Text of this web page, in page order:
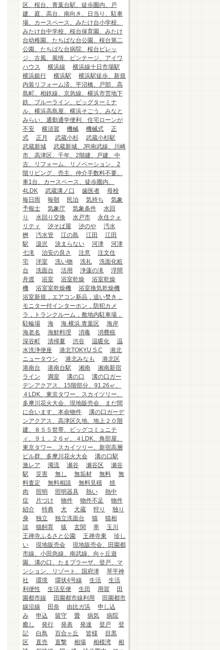
区、桜台、青葉台駅、徒歩圏内、戸
建、庭、高台、南向き、日当り、駐車
場、カースペース、みたけ台小学校、
みたけ台中学校、桜台保育園、みたけ
台幼稚園、たちばな台公園、桜台第二
公園、たちばな台病院、桜台ビレッ
ジ、古風、風情、ビンテージ、アイワ
ハウス
横浜線
横浜線十日市場駅
横浜銀行
横浜駅
横浜駅徒歩、新規
内装リフォーム済、平沼橋、戸部、高
島町、相鉄線、京急線、横浜市営地下
鉄、ブルーライン、ビッグターミナ
ル、横浜高島屋、横浜そごう、みなと
みらい、通勤通学便利、住宅ローンが
不安
横須賀 機械 機械式
正
式
正月 武蔵小杉
武蔵小杉駅
武蔵新城
武蔵新城、JR南武線、川崎
市、高津区、千年、2階建、戸建、中
古、リフォーム、リノベーション、2
階リビング、売主、仲介手数料不要、
車1台、カースペース、徒歩圏内、
4LDK
武蔵溝ノ口 歯医者
母校
毎日雨
毎朝 民泊 気持ち
気象
予報士
気象庁 気象条件
水回
り
水回り交換 水戸市
永住クォ
リティ
汐そば屋 汐のや
汚水
桝
汚水管 江の島 江田
江田
駅
汲沢 決まらない 河津
河津
七滝
治安の良さ 注意
注文住
宅
洋室 洗い物 洗礼
洗面化粧
台
洗面台 活用 浄蓮の滝
浮間
舟渡
浴室 浴室乾燥
浴室乾燥
機
浴室室乾燥機
浴室換気乾燥機
浴室新規，エアコン新品，追い焚き，
モニター付インターホン，防犯カメ
ラ，トランクルーム，敷地内駐車場，
駐輪場
海 海.横浜.青葉区
海岸
海老名
海鮮料理 消毒
消費税
深谷町
清掃夏 渋谷 温暖化
温
水洗浄便座
港北TOKYU S.C
港北
ニュータウン
港北みなも
港北区
港南台
港南台駅 湘南
湘南新宿
ライン
満室 溝の口
溝の口ガー
デンアクアス、15階部分、91.26㎡、
４LDK、東京タワー、スカイツリー、
多摩川花火大会、現地販売会、まだ間
に合います、本命物件
溝の口ガーデ
ンアクアス、高津区久地、地上２０階
建、８５５世帯、ビッグコミュニテ
ィ、９１．２６㎡、４LDK、角部屋、
東京タワー、スカイツリー、新宿高層
ビル群、多摩川花火大会
溝の口駅
激レア
濁流 瀬谷 瀬谷区
瀬谷
駅
災害 無し 無垢材 無料
無
料査定
無料相談 無料見積
焼
肉
照明 照明器具 熱い
熱中
症
片づけ 物件 物件不足
物件
紹介
特典 犬 犬蔵 狩り
独り
身
独立 独立洗面台 猫
猫相
談
猫飼育 猿 玄関 率
玉川
王禅寺ふるさと公園
王禅寺東
珍し
い
現地販売会
現地販売会、田園都
市線、小田急線、南武線、向ヶ丘遊
園、溝の口、たまプラーザ、登戸、マ
ンション、リゾート、国府津
琴平神
社
環境 環状4号線 生活
生活
利便性
生活至便 生田 用賀
田
園都市線
田園都市線利用
田園都市
線沿線
田奈 由比ガ浜
申し込
み
申込 留守 畳 病気
病院
癒し
発行 発表 発達 登戸
登
記
白鳥 百合ヶ丘 皆様
目黒
区
直売 直撃 相場 相模湾
相